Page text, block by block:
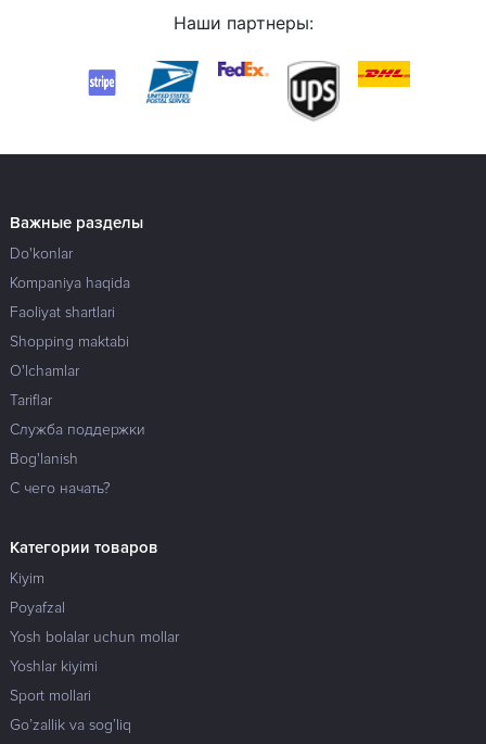
Наши партнеры:
Важные разделы
Do'konlar
Kompaniya haqida
Faoliyat shartlari
Shopping maktabi
O'lchamlar
Tariflar
Служба поддержки
Bog'lanish
С чего начать?
Категории товаров
Kiyim
Poyafzal
Yosh bolalar uchun mollar
Yoshlar kiyimi
Sport mollari
Go’zallik va sog’liq